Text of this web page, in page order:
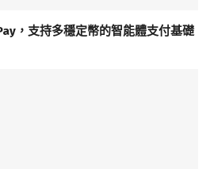
，支持多穩定幣的智能體支付基礎